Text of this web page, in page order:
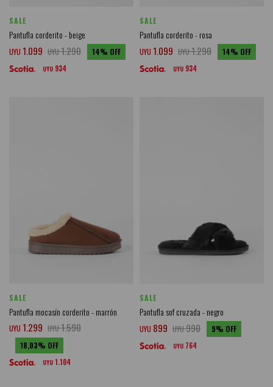
SALE
Pantufla corderito - beige
UYU 1.099 UYU1.290 14
UYU 934
SALE
Pantufla corderito - rosa
UYU 1.099 UYU1.290 14
UYU 934
SALE
Pantufla mocasín corderito - marrón
UYU 1.299 UYU1.590
18,03
UYU 1.104
SALE
Pantufla sof cruzada - negro
UYU 899 UYU990 9
UYU 764